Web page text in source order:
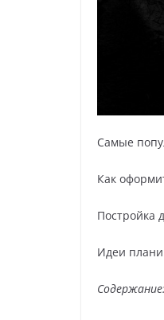
Самые
Как
Постройка
Идеи
Содержание: